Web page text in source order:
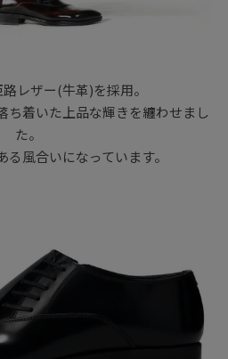
レザー(牛革)を採用。
ち着いた上品な輝きを纏わせまし
た。
風合いになっています。